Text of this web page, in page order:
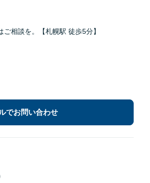
相談を。【札幌駅 徒歩5分】
でお問い合わせ